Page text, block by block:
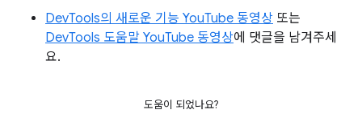
DevTools의 새로운 기능 YouTube 동영상 또는
DevTools 도움말 YouTube 동영상에 댓글을 남겨주세
요.
도움이 되었나요?